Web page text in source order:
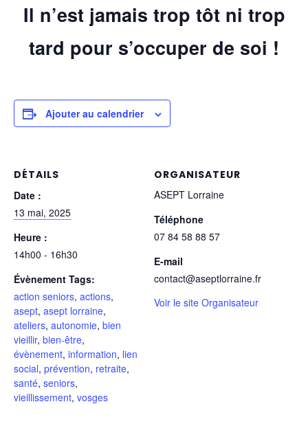
Il n’est jamais trop tôt ni trop
tard pour s’occuper de soi !
Ajouter au calendrier
DÉTAILS
Date :
13 mai, 2025
Heure :
14h00 - 16h30
Évènement Tags:
action seniors, actions,
asept, asept lorraine,
ateliers, autonomie, bien
vieillir, bien-être,
évènement, information, lien
social, prévention, retraite,
santé, seniors,
vieillissement, vosges
ORGANISATEUR
ASEPT Lorraine
Téléphone
07 84 58 88 57
E-mail
contact@aseptlorraine.fr
Voir le site Organisateur